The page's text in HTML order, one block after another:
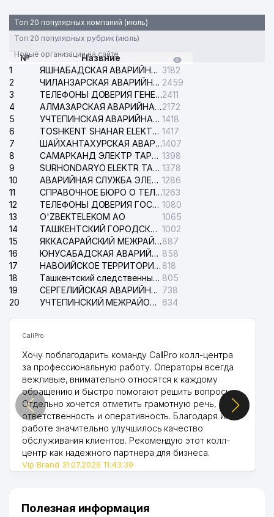
Топ 20 популярных компаний (июль)
Топ 20 популярных рубрик (июль)
Новые организации на сайте
№
Назвние
1
ЯШНАБАДСКАЯ АВАРИЙНАЯ СЛУЖБА ЭЛЕКТРОСЕТИ 3182
2
ЧИЛАНЗАРСКАЯ АВАРИЙНАЯ СЛУЖБА ЭЛЕКТРОСЕТИ 2459
3
ТЕЛЕФОНЫ ДОВЕРИЯ ГЕНЕРАЛЬНОЙ ПРОКУРАТУРЫ РЕСПУБЛИКИ УЗБЕКИСТАН2411
4
АЛМАЗАРСКАЯ АВАРИЙНАЯ СЛУЖБА ЭЛЕКТРОСЕТИ2172
5
УЧТЕПИНСКАЯ АВАРИЙНАЯ СЛУЖБА ЭЛЕКТРОСЕТИ 1418
6
TOSHKENT SHAHAR ELEKTR TARMOQLARI KORXONASI АО 1417
7
ШАЙХАНТАХУРСКАЯ АВАРИЙНАЯ СЛУЖБА ЭЛЕКТРОСЕТИ1407
8
САМАРКАНД ЭЛЕКТР ТАРМОКЛАРИ АО 1398
9
SURHONDARYO ELEKTR TARMOKLARI АО 1378
10
АВАРИЙНАЯ СЛУЖБА ЭЛЕКТРОСЕТИ ТАШКЕНТСКОГО РАЙОНА 1286
11
СПРАВОЧНОЕ БЮРО О ТЕЛЕФОНАХ ОРГАНИЗАЦИЙ г. ТАШКЕНТА1263
12
ТЕЛЕФОНЫ ДОВЕРИЯ ГОСУДАРСТВЕННОГО ЦЕНТРА ТЕСТИРОВАНИЯ 1080
13
O'ZBEKTELEKOM АО
1065
14
ТАШКЕНТСКИЙ ГОРОДСКОЙ СУД ПО ГРАЖДАНСКИМ ДЕЛАМ 1002
15
ЯККАСАРАЙСКИЙ МЕЖРАЙОННЫЙ СУД ПО ГРАЖДАНСКИМ ДЕЛАМ887
16
ЮНУСАБАДСКАЯ АВАРИЙНАЯ СЛУЖБА ЭЛЕКТРОСЕТИ 858
17
НАВОИЙСКОЕ ТЕРРИТОРИАЛЬНОЕ ПРЕДПРИЯТИЕ ЭЛЕКТРОСЕТИ АО 818
18
Ташкентский следственный изолятор 805
19
СЕРГЕЛИЙСКАЯ АВАРИЙНАЯ СЛУЖБА ЭЛЕКТРОСЕТИ 738
20
УЧТЕПИНСКИЙ МЕЖРАЙОННЫЙ СУД ПО ГРАЖДАНСКИМ ДЕЛАМ 634
CallPro
Хочу поблагодарить команду CallPro колл-центра
за профессиональную работу. Операторы всегда
вежливые, внимательно относятся к каждому
обращению и быстро помогают решить вопросы.
Отдельно хочется отметить грамотную речь,
ответственность и оперативность. Благодаря их
работе значительно улучшилось качество
обслуживания клиентов. Рекомендую этот колл-
центр как надежного партнера для бизнеса.
Vip Brand 31.07.2026 11:43:39
Полезная информация